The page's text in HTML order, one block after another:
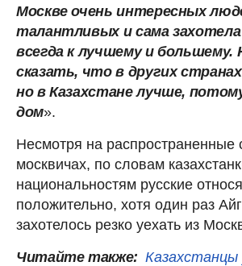
Москве очень интересных
талантливых и сама
всегда к лучшему и большему.
сказать, что в других
но в Казахстане лучше,
дом».
Несмотря на распространенные
москвичах, по словам
национальностям русские
положительно, хотя один раз
захотелось резко уехать из
Читайте также:Казахстанцы